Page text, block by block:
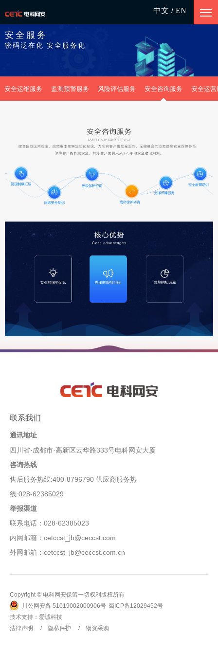
中文 / EN
安全服务
密码泛在化 安全服务化
安全运维服务 监测预警服务 风险评估服务 安全咨询服务 安全运营
联系我们
通讯地址
四川省·成都市·高新区云华路333号电科网安大厦
咨询热线
售后服务热线:400-8796790 供应商服务热
线:028-62385029
举报渠道
联系电话：028-62385023
内网邮箱：cetccst_jb@ceccst.com
外网邮箱：cetccst_jb@ceccst.com.cn
Copyright © 电科网安保留一切权利版权所有
川公网安备 51019002000906号 蜀ICP备12029452号
技术支持： 爱诚科技
法律声明
隐私保护 物资采购